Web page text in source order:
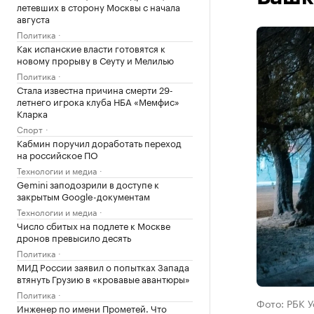
летевших в сторону Москвы с начала
августа
Политика
Как испанские власти готовятся к
новому прорыву в Сеуту и Мелилью
Политика
Стала известна причина смерти 29-
летнего игрока клуба НБА «Мемфис»
Кларка
Спорт
Кабмин поручил доработать переход
на российское ПО
Технологии и медиа
Gemini заподозрили в доступе к
закрытым Google-документам
Технологии и медиа
Число сбитых на подлете к Москве
дронов превысило десять
Политика
МИД России заявил о попытках Запада
втянуть Грузию в «кровавые авантюры»
Политика
Инженер по имени Прометей. Что
Фото: РБК